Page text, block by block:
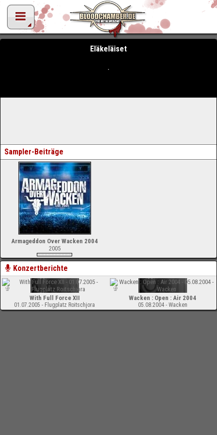
Eläkeläiset
Sampler-Beiträge
Armageddon Over Wacken 2004
2005
Konzertberichte
With Full Force XII
01.07.2005 - Flugplatz Roitschjora
Wacken : Open : Air 2004
05.08.2004 - Wacken